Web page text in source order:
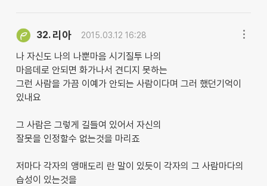
32. 리아 2015.03.12 16:28
나 자신도 나의 나뿐마음 시기질투 나의
마음데로 안되면 화가나서 견디지 못하는
그런 사람을 가끔 이예가 안되는 사람이다며 그러 했던기억이
있내요
그 사람은 그렇게 길들여 있어서 자신의
잘못을 인정할수 없는것을 마리죠
저마다 각자의 앵매도리 란 말이 있듯이 각자의 그 사람마다의
습성이 있는것을